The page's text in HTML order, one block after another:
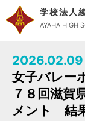
学校法人
AYAHA HIGH
2026.02.09
女子バレー
７８回滋賀
メント 結